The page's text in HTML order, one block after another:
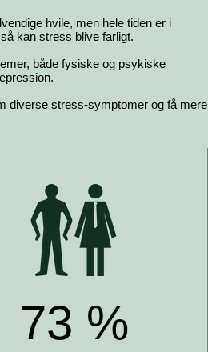
hvile, men hele tiden er i
kan stress blive farligt.
både fysiske og psykiske
diverse stress-symptomer og få mere
73 %